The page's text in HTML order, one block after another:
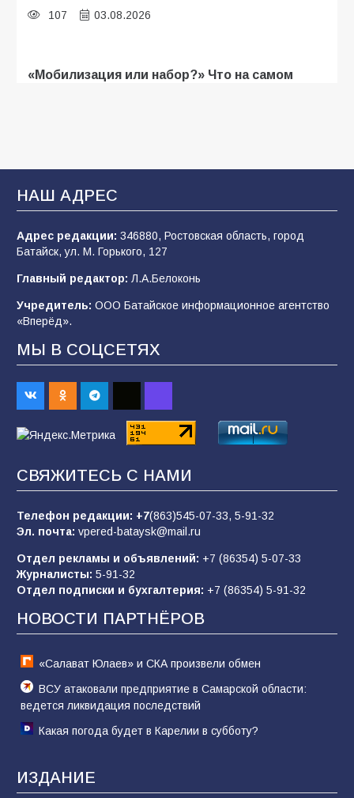
107 03.08.2026
«Мобилизация или набор?» Что на самом
В Батайске продолжаются дорожные работы
102 04.08.2026
после выборов: в Госдуме дали ответ
101 06.08.2026
В детском саду № 35 дети освоили
строительные профессии в ходе
спортивного праздника
07.08.2026
«Слухами Москву не возьмёшь»: почему
заявления Киева о мобилизации — это
отчаяние, а не разведка
81 02.08.2026
Командовал боем до последнего: герой
59 05.08.2026
НАШ АДРЕС
Адрес редакции: 346880, Ростовская область, город
Батайск, ул. М. Горького, 127
Главный редактор: Л.А.Белоконь
Учредитель: ООО Батайское информационное агентство
«Вперёд».
МЫ В СОЦСЕТЯХ
СВЯЖИТЕСЬ С НАМИ
Телефон редакции: +7(863)545-07-33, 5-91-32
Эл. почта: vpered-bataysk@mail.ru
Отдел рекламы и объявлений: +7 (86354) 5-07-33
Журналисты: 5-91-32
Отдел подписки и бухгалтерия: +7 (86354) 5-91-32
НОВОСТИ ПАРТНЁРОВ
«Салават Юлаев» и СКА произвели обмен
ВСУ атаковали предприятие в Самарской области:
ведется ликвидация последствий
Какая погода будет в Карелии в субботу?
ИЗДАНИЕ